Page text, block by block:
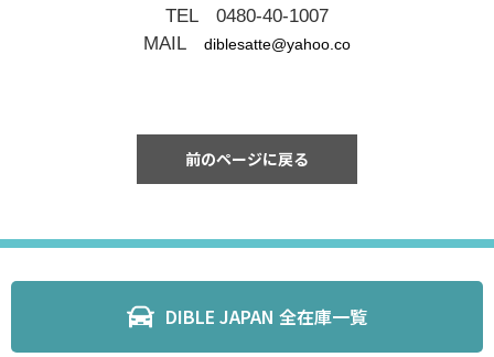
TEL 0480-40-1007
MAIL diblesatte@yahoo.co
前のページに戻る
DIBLE JAPAN 全在庫一覧